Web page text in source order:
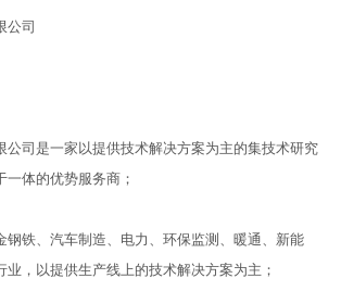
公司
公司是一家以提供技术解决方案为主的集技术研究
体的优势服务商；
钢铁、汽车制造、电力、环保监测、暖通、新能
业，以提供生产线上的技术解决方案为主；